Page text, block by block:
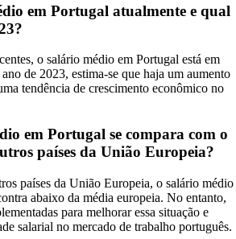
em Portugal atualmente e qual
o salário médio em Portugal está em
de 2023, estima-se que haja um aumento
tendência de crescimento econômico no
em Portugal se compara com o
países da União Europeia?
países da União Europeia, o salário médio
abaixo da média europeia. No entanto,
para melhorar essa situação e
salarial no mercado de trabalho português.